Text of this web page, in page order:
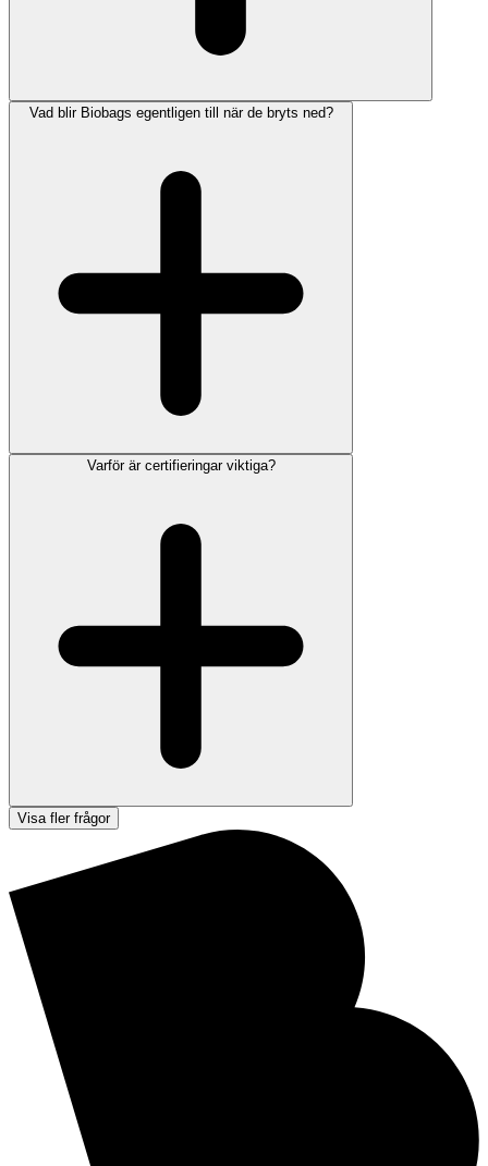
Vad blir Biobags egentligen till när de bryts ned?
Varför är certifieringar viktiga?
Visa fler frågor